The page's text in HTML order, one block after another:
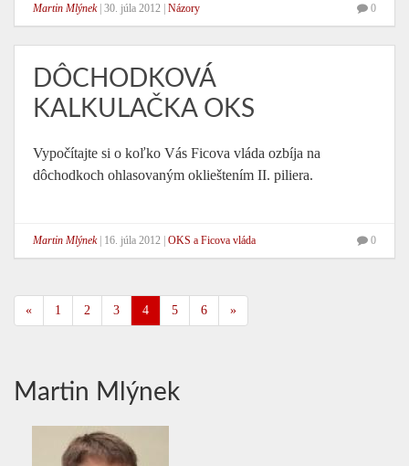
Martin Mlýnek| 30. júla 2012 Názory 0
DÔCHODKOVÁ
KALKULAČKA OKS
Vypočítajte si o koľko Vás Ficova vláda ozbíja na
dôchodkoch ohlasovaným oklieštením II. piliera.
Martin Mlýnek| 16. júla 2012 OKS a Ficova vláda 0
« 1 2 3 4 5 6 »
Martin Mlýnek